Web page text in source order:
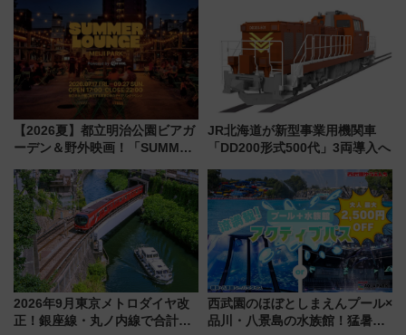
「新・鉄道ひとり旅」279回目
の舞台は「島原鉄道」
【2026夏】都立明治公園ビアガ
ーデン＆野外映画！「SUMMER
ケジュール 夜風とビール、映画
を満喫！
JR北海道が新型事業用機関車
「DD200形式500代」3両導入へ
2026年9月東京メトロダイヤ改
正！銀座線・丸ノ内線で合計
西武園のほぼとしまえんプール×
品川・八景島の水族館！猛暑を